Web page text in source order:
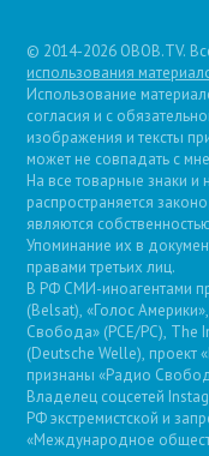
© 2014-2026 OBOB.TV.
использования
Использование
согласия и с
изображения и тексты
может не совпадать с
На все товарные знаки и
распространяется
являются
Упоминание их в
правами третьих лиц.
В РФ СМИ-иноагентами
(Belsat), «Голос
Свобода» (PCE/PC), The
(Deutsche Welle), проект
признаны «Радио
Владелец соцсетей
РФ экстремистской и
«Международное